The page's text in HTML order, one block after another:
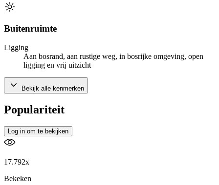
Buitenruimte
Ligging
Aan bosrand, aan rustige weg, in bosrijke omgeving, open
ligging en vrij uitzicht
Bekijk alle kenmerken
Populariteit
Log in om te bekijken
17.792x
Bekeken